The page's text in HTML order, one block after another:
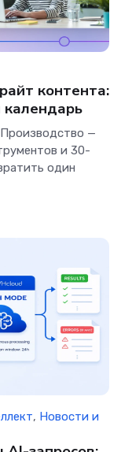
контента:
—
и 30-
один
, Новости и